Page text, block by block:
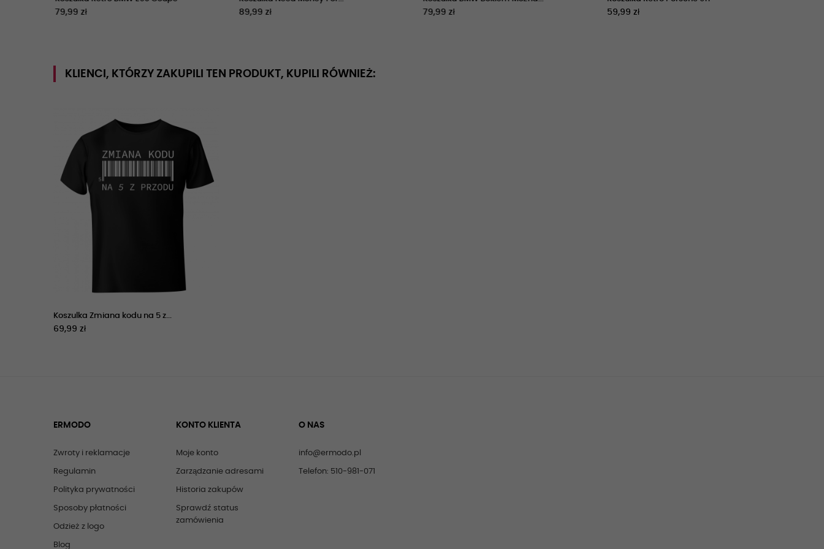
79,99 zł 89,99 zł 79,99 zł 59,99 zł
KLIENCI, KTÓRZY ZAKUPILI TEN PRODUKT, KUPILI RÓWNIEŻ:
Koszulka Zmiana kodu na 5 z...
69,99 zł
ERMODO
Zwroty i reklamacje
Regulamin
Polityka prywatności
Sposoby płatności
Odzież z logo
Blog
KONTO KLIENTA
Moje konto
Zarządzanie adresami
Historia zakupów
Sprawdź status
zamówienia
O NAS
info@ermodo.pl
Telefon: 510-981-071